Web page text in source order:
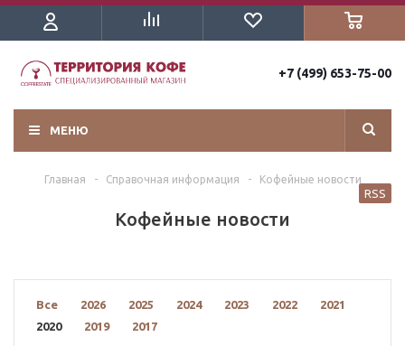
+7 (499) 653-75-00
МЕНЮ
Главная - Справочная информация - Кофейные новости
Кофейные новости
RSS
Все 2026 2025 2024 2023 2022
2021
2020
2019 2017